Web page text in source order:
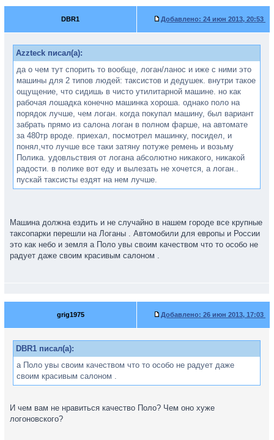
DBR1 Добавлено: 24 июн 2013, 20:53
Azzteck писал(а):
да о чем тут спорить то вообще, логан/ланос и иже с ними это
машины для 2 типов людей: таксистов и дедушек. внутри такое
ощущение, что сидишь в чисто утилитарной машине. но как
рабочая лошадка конечно машинка хороша. однако поло на
порядок лучше, чем логан. когда покупал машину, был вариант
забрать прямо из салона логан в полном фарше, на автомате
за 480тр вроде. приехал, посмотрел машинку, посидел, и
понял,что лучше все таки затяну потуже ремень и возьму
Полика. удовльствия от логана абсолютно никакого, никакой
радости. в полике вот еду и вылезать не хочется, а логан..
пускай таксисты ездят на нем лучше.
Машина должна ездить и не случайно в нашем городе все крупные
таксопарки перешли на Логаны . Автомобили для европы и России
это как небо и земля а Поло увы своим качеством что то особо не
радует даже своим красивым салоном .
grig1975 Добавлено: 26 июн 2013, 17:03
DBR1 писал(а):
а Поло увы своим качеством что то особо не радует даже
своим красивым салоном .
И чем вам не нравиться качество Поло? Чем оно хуже
логоновского?